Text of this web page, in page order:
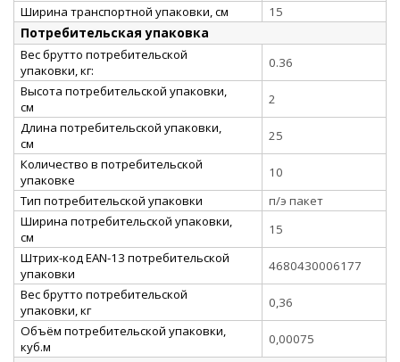
Ширина транспортной упаковки, см
15
Потребительская упаковка
Вес брутто потребительской
упаковки, кг:
0.36
Высота потребительской упаковки,
см
2
Длина потребительской упаковки,
см
25
Количество в потребительской
упаковке
10
Тип потребительской упаковки
п/э пакет
Ширина потребительской упаковки,
см
15
Штрих-код EAN-13 потребительской
упаковки
4680430006177
Вес брутто потребительской
упаковки, кг
0,36
Объём потребительской упаковки,
куб.м
0,00075